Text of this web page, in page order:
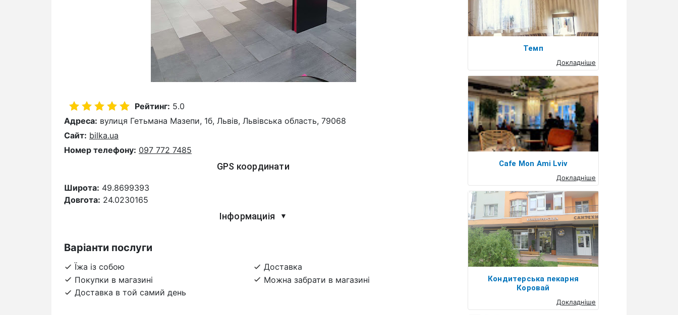
Рейтинг: 5.0
Адреса: вулиця Гетьмана Мазепи, 1б, Львів, Львівська область, 79068
Сайт: bilka.ua
Номер телефону: 097 772 7485
GPS координати
Широта: 49.8699393
Довгота: 24.0230165
Інформациія ▼
Варіанти послуги
Їжа із собою
Доставка
Покупки в магазині
Можна забрати в магазині
Доставка в той самий день
Темп
Докладніше
Cafe Mon Ami Lviv
Докладніше
Кондитерська пекарня
Коровай
Докладніше